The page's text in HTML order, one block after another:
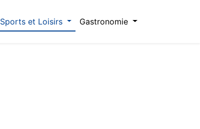
Sports et Loisirs Gastronomie